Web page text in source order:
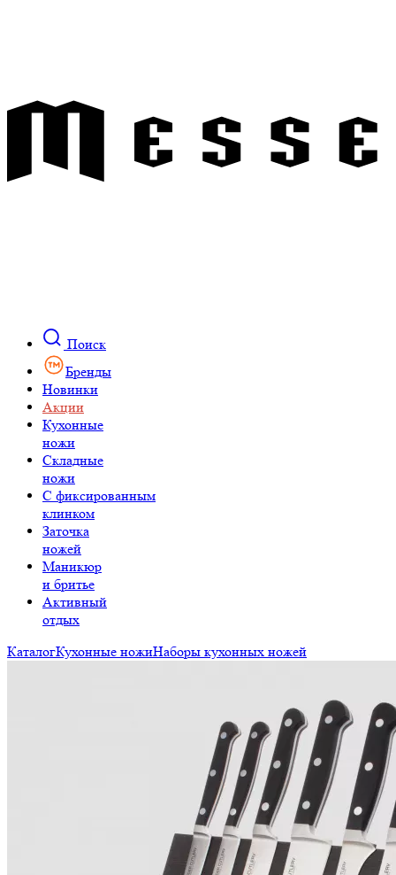
Поиск
Бренды
Новинки
Акции
Кухонные
ножи
Складные
ножи
C фиксированным
клинком
Заточка
ножей
Маникюр
и бритье
Активный
отдых
КаталогКухонные ножиНаборы кухонных ножей